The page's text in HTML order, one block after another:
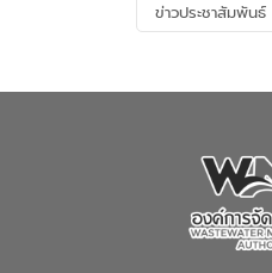
ข่าวประชาสัมพันธ์